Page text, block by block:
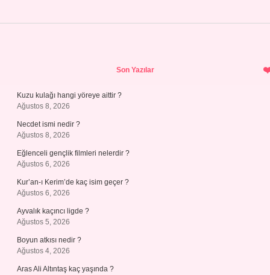
Son Yazılar
Kuzu kulağı hangi yöreye aittir ?
Ağustos 8, 2026
Necdet ismi nedir ?
Ağustos 8, 2026
Eğlenceli gençlik filmleri nelerdir ?
Ağustos 6, 2026
Kur’an-ı Kerim’de kaç isim geçer ?
Ağustos 6, 2026
Ayvalık kaçıncı ligde ?
Ağustos 5, 2026
Boyun atkısı nedir ?
Ağustos 4, 2026
Aras Ali Altıntaş kaç yaşında ?